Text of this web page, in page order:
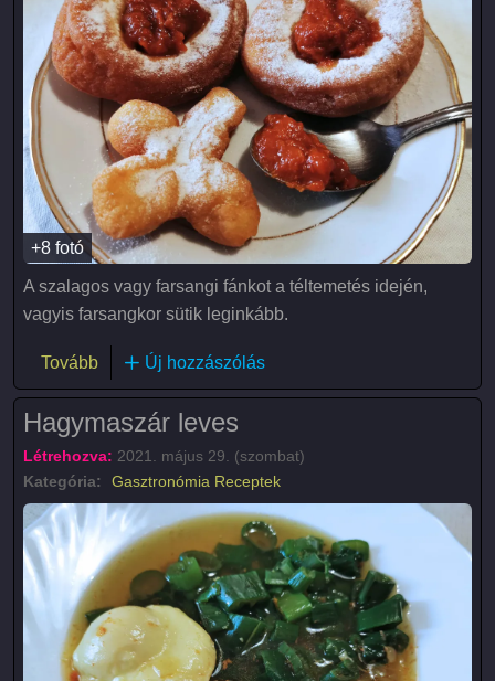
+8 fotó
A szalagos vagy farsangi fánkot a téltemetés idején,
vagyis farsangkor sütik leginkább.
Tovább(Szalagos fánk)
Új hozzászólás
Hagymaszár leves
Létrehozva: 2021. május 29. (szombat)
Kategória:
Gasztronómia Receptek